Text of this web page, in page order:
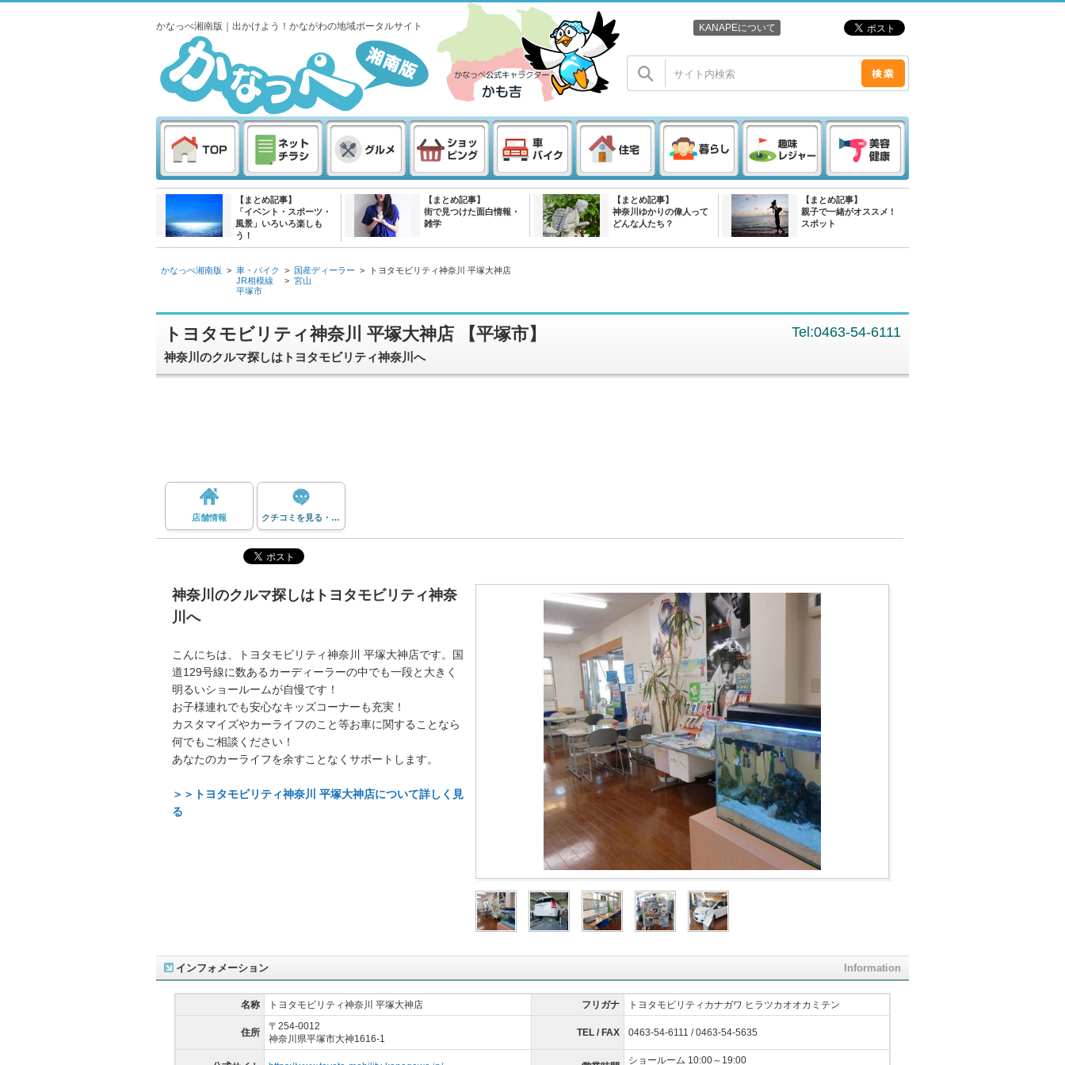
かなっぺ湘南版｜出かけよう！かながわの地域ポータルサイト KANAPEについて
【まとめ記事】
「イベント・スポーツ・
風景」いろいろ楽しも
う！
【まとめ記事】
街で見つけた面白情報・
雑学
【まとめ記事】
神奈川ゆかりの偉人って
どんな人たち？
【まとめ記事】
親子で一緒がオススメ !
スポット
かなっぺ湘南版 > 車・バイク
JR相模線
平塚市
>
国産ディーラー
> 宮山
> トヨタモビリティ神奈川 平塚大神店
トヨタモビリティ神奈川 平塚大神店 【平塚市】 Tel:0463-54-6111
神奈川のクルマ探しはトヨタモビリティ神奈川へ
店舗情報 クチコミを見る・投稿する
神奈川のクルマ探しはトヨタモビリティ神奈
川 へ
こんにちは、トヨタモビリティ神奈川 平塚大神店です。国
道129号線に数あるカーディーラーの中でも一段と大きく
明るいショールームが自慢です！
お子様連れでも安心なキッズコーナーも充実！
カスタマイズやカーライフのこと等お車に関することなら
何でもご相談ください！
あなたのカーライフを余すことなくサポートします。
＞＞トヨタモビリティ神奈川 平塚大神店について詳しく見
る
インフォメーション Information
名称 トヨタモビリティ神奈川 平塚大神店 フリガナ トヨタモビリティカナガワ ヒラツカオオカミテン
住所
〒254-0012
神奈川県平塚市大神1616-1
TEL / FAX 0463-54-6111 / 0463-54-5635
ショールーム 10:00～19:00